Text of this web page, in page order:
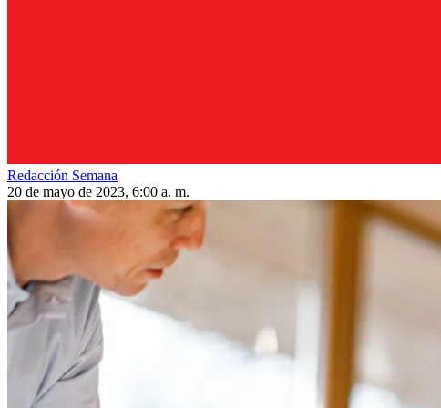
Redacción Semana
20 de mayo de 2023, 6:00 a. m.